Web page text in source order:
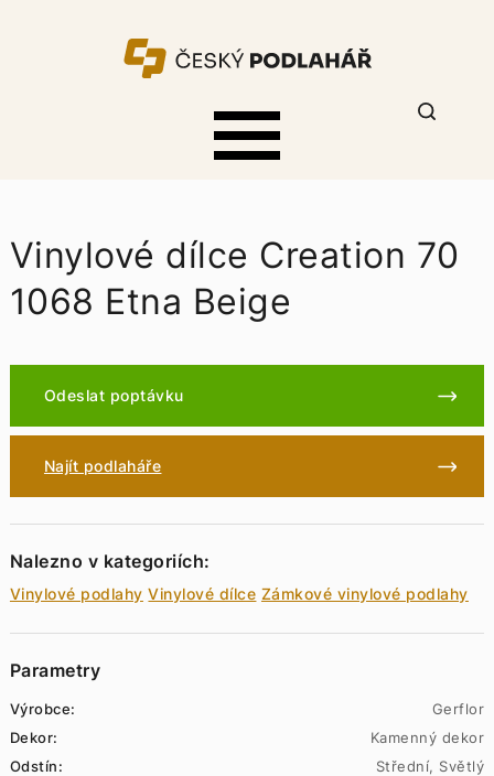
Vinylové dílce Creation 70
1068 Etna Beige
Odeslat poptávku
Najít podlaháře
Nalezno v kategoriích:
Vinylové podlahy Vinylové dílce Zámkové vinylové podlahy
Parametry
Výrobce:
Gerflor
Dekor:
Kamenný dekor
Odstín:
Střední, Světlý